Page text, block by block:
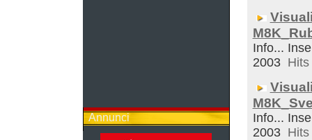
Annunci
Info...
2003
Info...
2003